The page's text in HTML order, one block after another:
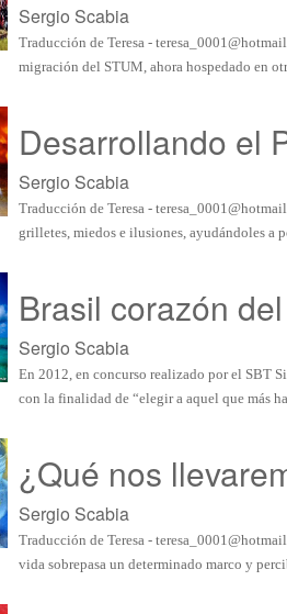
Sergio Scabia
Traducción de Teresa -
migración del STUM, ahora hospedado en
Desarrollando el
Sergio Scabia
Traducción de Teresa -
grilletes, miedos e ilusiones, ayudándoles a
Brasil corazón
Sergio Scabia
En 2012, en concurso realizado por el SBT
con la finalidad de “elegir a aquel que más
¿Qué nos
Sergio Scabia
Traducción de Teresa -
vida sobrepasa un determinado marco y